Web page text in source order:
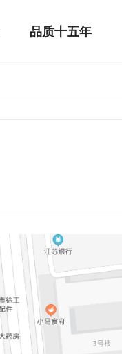
品质十五年